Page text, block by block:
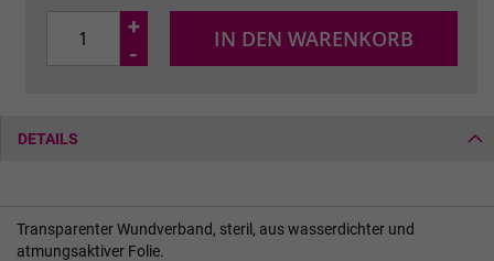
+
-
IN DEN WARENKORB
DETAILS
Transparenter Wundverband, steril, aus wasserdichter und
atmungsaktiver Folie.